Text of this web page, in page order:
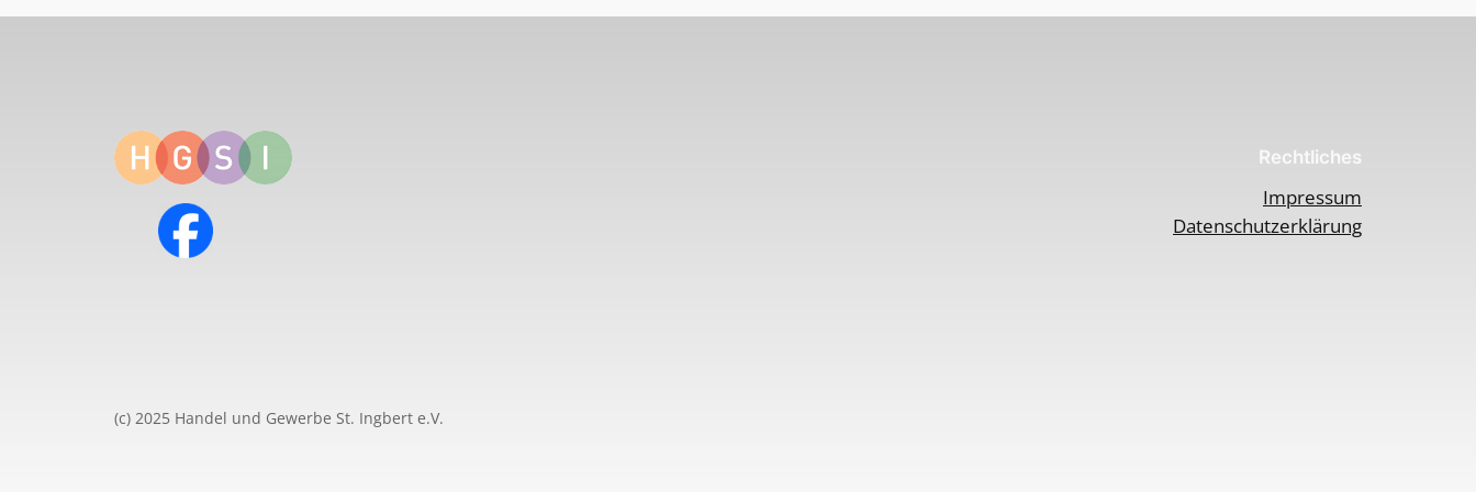
Rechtliches
Impressum
Datenschutzerklärung
(c) 2025 Handel und Gewerbe St. Ingbert e.V.